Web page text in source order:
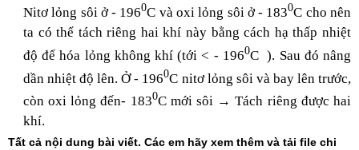
Nitơ lỏng sôi ở - 1960C và oxi lỏng sôi ở - 1830C cho nên
ta có thể tách riêng hai khí này bằng cách hạ thấp nhiệt
độ để hóa lỏng không khí (tới < - 1960C ). Sau đó nâng
dần nhiệt độ lên. Ở - 1960C nitơ lỏng sôi và bay lên trước,
còn oxi lỏng đến- 1830C mới sôi → Tách riêng được hai
khí.
Tất cả nội dung bài viết. Các em hãy xem thêm và tải file chi